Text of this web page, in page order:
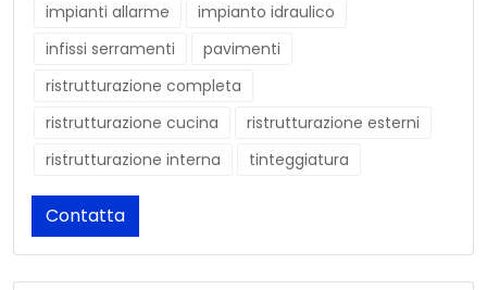
impianti allarme
impianto idraulico
infissi serramenti
pavimenti
ristrutturazione completa
ristrutturazione cucina
ristrutturazione esterni
ristrutturazione interna
tinteggiatura
Contatta